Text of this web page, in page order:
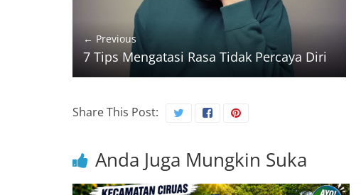
← Previous
7 Tips Mengatasi Rasa Tidak Percaya Diri
Share This Post:
Anda Juga Mungkin Suka